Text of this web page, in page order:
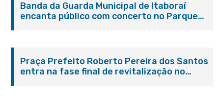
Banda da Guarda Municipal de Itaboraí
encanta público com concerto no Parque
Praça Prefeito Roberto Pereira dos Santos
entra na fase final de revitalização no